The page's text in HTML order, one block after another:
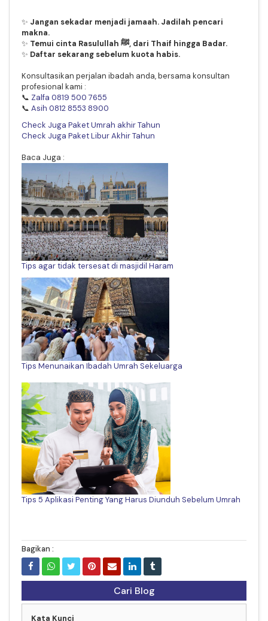
✨ Jangan sekadar menjadi jamaah. Jadilah pencari
makna.
✨
Temui cinta Rasulullah ﷺ, dari Thaif hingga Badar.
✨ Daftar sekarang sebelum kuota habis.
Konsultasikan perjalan ibadah anda, bersama konsultan
profesional kami :
📞 Zalfa 0819 500 7655
📞 Asih 0812 8553 8900
Check Juga Paket Umrah akhir Tahun
Check Juga Paket Libur Akhir Tahun
Baca Juga :
Tips agar tidak tersesat di masjidil Haram
Tips Menunaikan Ibadah Umrah Sekeluarga
Tips 5 Aplikasi Penting Yang Harus Diunduh Sebelum Umrah
Bagikan :
Cari Blog
Kata Kunci